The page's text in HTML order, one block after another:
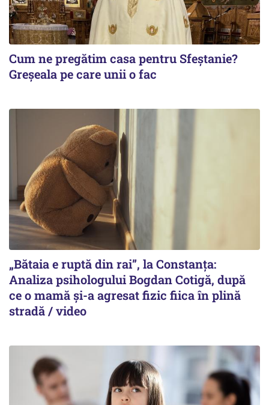
Cum ne pregătim casa pentru Sfeștanie?
Greșeala pe care unii o fac
„Bătaia e ruptă din rai”, la Constanța:
Analiza psihologului Bogdan Cotigă, după
ce o mamă și-a agresat fizic fiica în plină
stradă / video